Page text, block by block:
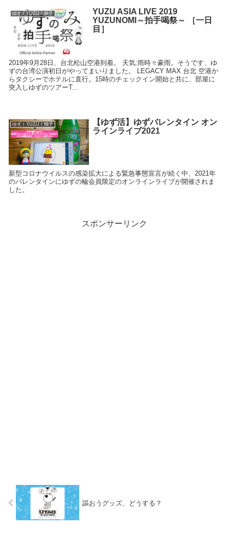
ゆず / YUZU / 柚子
YUZU ASIA LIVE 2019
YUZUNOMI～拍手喝祭～ ［一日
目］
2019年9月28日、台北松山空港到着。 天気:雨時々豪雨。そうです、ゆ
ずの台湾公演初日がやってまいりました。 LEGACY MAX 台北 空港か
らタクシーでホテルに直行。15時のチェックイン開始と共に、部屋に
突入しゆずのツアーT...
ゆず / YUZU / 柚子
【ゆず活】ゆずバレンタイン オン
ラインライブ2021
新型コロナウイルスの感染拡大による緊急事態宣言が続く中、2021年
のバレンタインにゆずの輪会員限定のオンラインライブが開催されま
した。
スポンサーリンク
謳おうグッズ、どうする？